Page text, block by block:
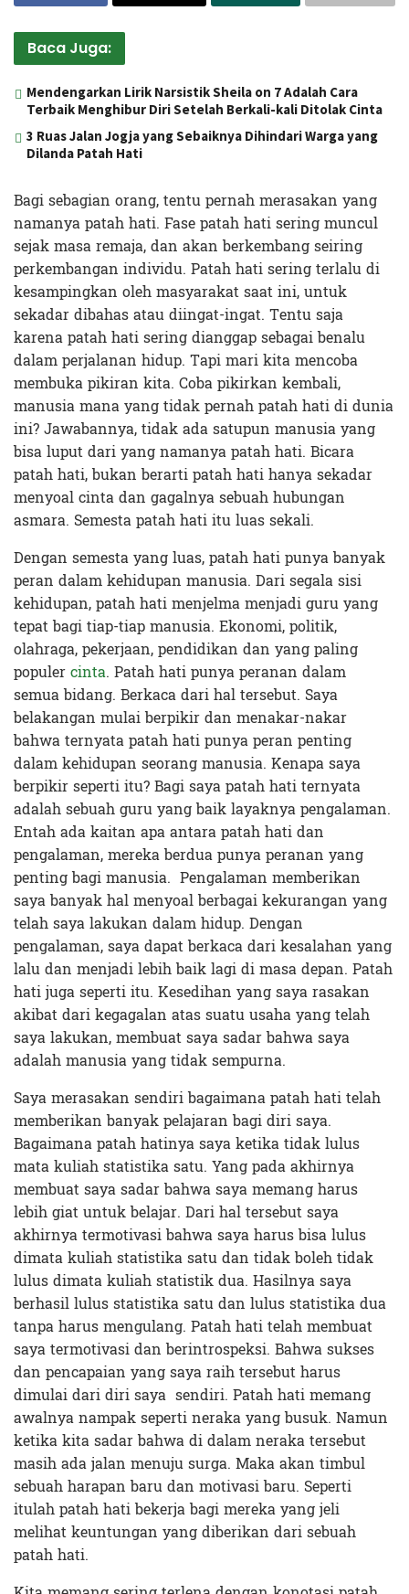
Baca Juga:
Mendengarkan Lirik Narsistik Sheila on 7 Adalah Cara
Terbaik Menghibur Diri Setelah Berkali-kali Ditolak Cinta
3 Ruas Jalan Jogja yang Sebaiknya Dihindari Warga yang
Dilanda Patah Hati
Bagi sebagian orang, tentu pernah merasakan yang
namanya patah hati. Fase patah hati sering muncul
sejak masa remaja, dan akan berkembang seiring
perkembangan individu. Patah hati sering terlalu di
kesampingkan oleh masyarakat saat ini, untuk
sekadar dibahas atau diingat-ingat. Tentu saja
karena patah hati sering dianggap sebagai benalu
dalam perjalanan hidup. Tapi mari kita mencoba
membuka pikiran kita. Coba pikirkan kembali,
manusia mana yang tidak pernah patah hati di dunia
ini? Jawabannya, tidak ada satupun manusia yang
bisa luput dari yang namanya patah hati. Bicara
patah hati, bukan berarti patah hati hanya sekadar
menyoal cinta dan gagalnya sebuah hubungan
asmara. Semesta patah hati itu luas sekali.
Dengan semesta yang luas, patah hati punya banyak
peran dalam kehidupan manusia. Dari segala sisi
kehidupan, patah hati menjelma menjadi guru yang
tepat bagi tiap-tiap manusia. Ekonomi, politik,
olahraga, pekerjaan, pendidikan dan yang paling
populercinta. Patah hati punya peranan dalam
semua bidang. Berkaca dari hal tersebut. Saya
belakangan mulai berpikir dan menakar-nakar
bahwa ternyata patah hati punya peran penting
dalam kehidupan seorang manusia. Kenapa saya
berpikir seperti itu? Bagi saya patah hati ternyata
adalah sebuah guru yang baik layaknya pengalaman.
Entah ada kaitan apa antara patah hati dan
pengalaman, mereka berdua punya peranan yang
penting bagi manusia. Pengalaman memberikan
saya banyak hal menyoal berbagai kekurangan yang
telah saya lakukan dalam hidup. Dengan
pengalaman, saya dapat berkaca dari kesalahan yang
lalu dan menjadi lebih baik lagi di masa depan. Patah
hati juga seperti itu. Kesedihan yang saya rasakan
akibat dari kegagalan atas suatu usaha yang telah
saya lakukan, membuat saya sadar bahwa saya
adalah manusia yang tidak sempurna.
Saya merasakan sendiri bagaimana patah hati telah
memberikan banyak pelajaran bagi diri saya.
Bagaimana patah hatinya saya ketika tidak lulus
mata kuliah statistika satu. Yang pada akhirnya
membuat saya sadar bahwa saya memang harus
lebih giat untuk belajar. Dari hal tersebut saya
akhirnya termotivasi bahwa saya harus bisa lulus
dimata kuliah statistika satu dan tidak boleh tidak
lulus dimata kuliah statistik dua. Hasilnya saya
berhasil lulus statistika satu dan lulus statistika dua
tanpa harus mengulang. Patah hati telah membuat
saya termotivasi dan berintrospeksi. Bahwa sukses
dan pencapaian yang saya raih tersebut harus
dimulai dari diri saya sendiri. Patah hati memang
awalnya nampak seperti neraka yang busuk. Namun
ketika kita sadar bahwa di dalam neraka tersebut
masih ada jalan menuju surga. Maka akan timbul
sebuah harapan baru dan motivasi baru. Seperti
itulah patah hati bekerja bagi mereka yang jeli
melihat keuntungan yang diberikan dari sebuah
patah hati.